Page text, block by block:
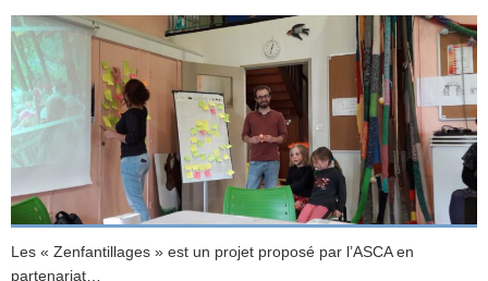
Les « Zenfantillages » est un projet proposé par l’ASCA en
partenariat…